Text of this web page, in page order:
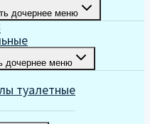
дочернее меню
дочернее меню
туалетные